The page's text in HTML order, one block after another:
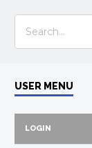
USER MENU
LOGIN